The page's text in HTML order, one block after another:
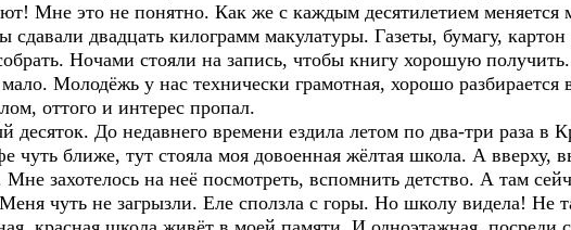
Мне это не понятно. Как же с каждым десятилетием
двадцать килограмм макулатуры. Газеты, бумагу,
Ночами стояли на запись, чтобы книгу хорошую
Молодёжь у нас технически грамотная, хорошо разбирается
оттого и интерес пропал.
десяток. До недавнего времени ездила летом по два-три раза в
чуть ближе, тут стояла моя довоенная жёлтая школа. А вверху,
захотелось на неё посмотреть, вспомнить детство. А там
чуть не загрызли. Еле сползла с горы. Но школу видела! Не